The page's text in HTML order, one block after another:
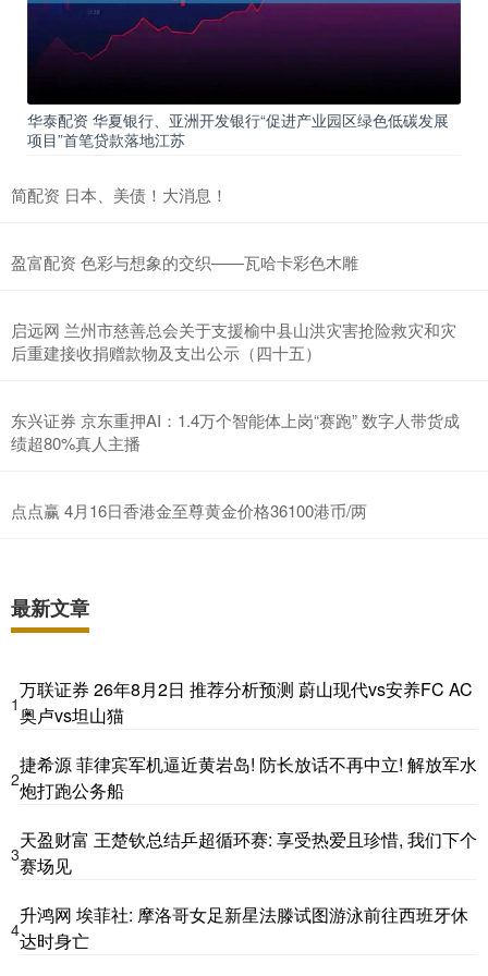
华泰配资 华夏银行、亚洲开发银行“促进产业园区绿色低碳发展
项目”首笔贷款落地江苏
简配资 日本、美债！大消息！
盈富配资 色彩与想象的交织——瓦哈卡彩色木雕
启远网 兰州市慈善总会关于支援榆中县山洪灾害抢险救灾和灾
后重建接收捐赠款物及支出公示（四十五）
东兴证券 京东重押AI：1.4万个智能体上岗“赛跑” 数字人带货成
绩超80%真人主播
点点赢 4月16日香港金至尊黄金价格36100港币/两
最新文章
1
万联证券 26年8月2日 推荐分析预测 蔚山现代vs安养FC AC
奥卢vs坦山猫
2
捷希源 菲律宾军机逼近黄岩岛! 防长放话不再中立! 解放军水
炮打跑公务船
3
天盈财富 王楚钦总结乒超循环赛: 享受热爱且珍惜, 我们下个
赛场见
4
升鸿网 埃菲社: 摩洛哥女足新星法滕试图游泳前往西班牙休
达时身亡